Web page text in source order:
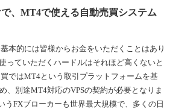
、MT4で使える自動売買システム
本的には皆様からお金をいただくことはあり
っていただくハードルはそれほど高くないと
ではMT4という取引プラットフォームを基
、別途MT4対応のVPSの契約が必要となりま
うFXブローカーも世界最大規模で、多くの日